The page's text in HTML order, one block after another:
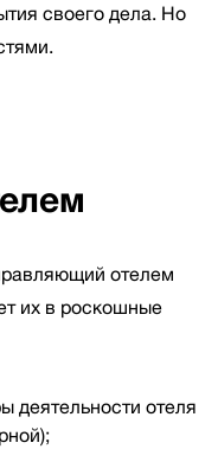
своего дела. Но
отелем
их в роскошные
деятельности отеля